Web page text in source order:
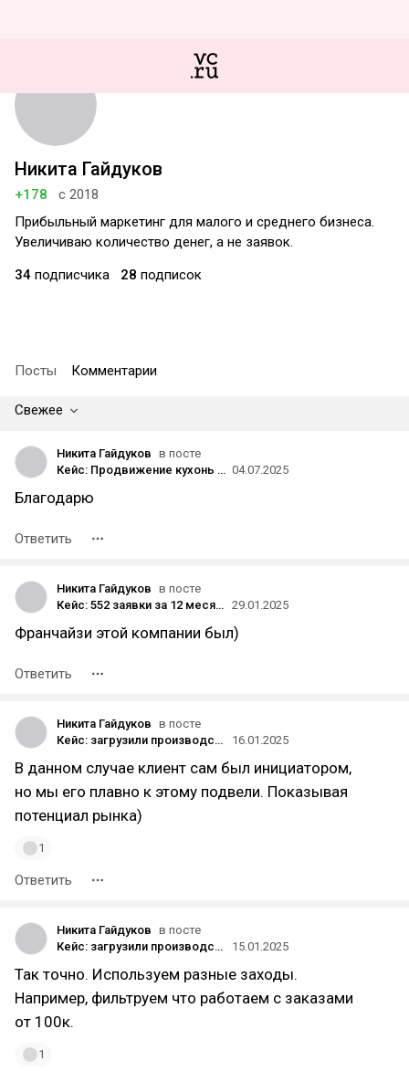
Никита Гайдуков
+178
с 2018
Прибыльный маркетинг для малого и среднего бизнеса.
Увеличиваю количество денег, а не заявок.
34 подписчика 28 подписок
Посты Комментарии
Свежее
Никита Гайдуков в посте
Кейс: Продвижение кухонь на заказ или как наш клиент вышел из тени "сарафанного радио" и заработал 1,4 млн рублей без сайта в условиях жесткой конкуренции 04.07.2025
Благодарю
Ответить
Никита Гайдуков в посте
Кейс: 552 заявки за 12 месяцев. Как мы продвигаем франшизу массажной студии стоимостью 3,7 млн рублей 29.01.2025
Франчайзи этой компании был)
Ответить
Никита Гайдуков в посте
Кейс: загрузили производство заказами и заработали 6 миллионов. Продвижение в конкурентной нише корпоративных подарков
16.01.2025
В данном случае клиент сам был инициатором,
но мы его плавно к этому подвели. Показывая
потенциал рынка)
1
Ответить
Никита Гайдуков в посте
Кейс: загрузили производство заказами и заработали 6 миллионов. Продвижение в конкурентной нише корпоративных подарков
15.01.2025
Так точно. Используем разные заходы.
Например, фильтруем что работаем с заказами
от 100к.
1